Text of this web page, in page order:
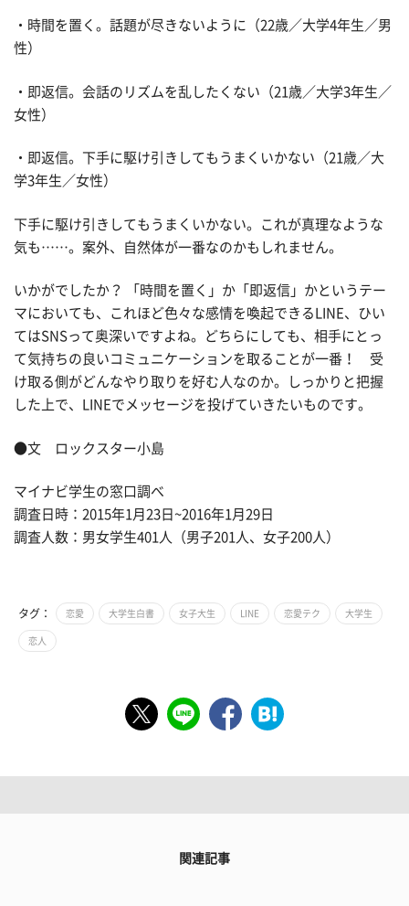
・時間を置く。話題が尽きないように（22歳／大学4年生／男
性）
・即返信。会話のリズムを乱したくない（21歳／大学3年生／
女性）
・即返信。下手に駆け引きしてもうまくいかない（21歳／大
学3年生／女性）
下手に駆け引きしてもうまくいかない。これが真理なような
気も……。案外、自然体が一番なのかもしれません。
いかがでしたか？ 「時間を置く」か「即返信」かというテー
マにおいても、これほど色々な感情を喚起できるLINE、ひい
てはSNSって奥深いですよね。どちらにしても、相手にとっ
て気持ちの良いコミュニケーションを取ることが一番！ 受
け取る側がどんなやり取りを好む人なのか。しっかりと把握
した上で、LINEでメッセージを投げていきたいものです。
●文 ロックスター小島
マイナビ学生の窓口調べ
調査日時：2015年1月23日~2016年1月29日
調査人数：男女学生401人（男子201人、女子200人）
タグ： 恋愛 大学生白書 女子大生 LINE 恋愛テク 大学生
恋人
関連記事